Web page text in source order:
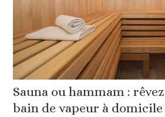
Sauna ou hammam :
bain de vapeur à domicile